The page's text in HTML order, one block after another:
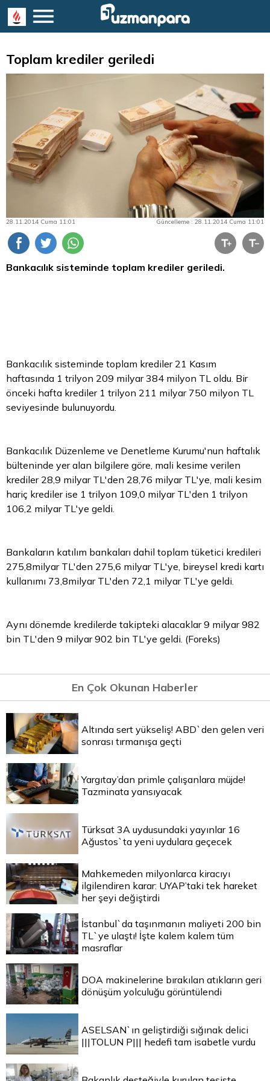
Toplam krediler geriledi
28.11.2014 Cuma 11:01 Güncelleme : 28.11.2014 Cuma 11:01
Bankacılık sisteminde toplam krediler geriledi.
Bankacılık sisteminde toplam krediler 21 Kasım
haftasında 1 trilyon 209 milyar 384 milyon TL oldu. Bir
önceki hafta krediler 1 trilyon 211 milyar 750 milyon TL
seviyesinde bulunuyordu.
Bankacılık Düzenleme ve Denetleme Kurumu'nun haftalık
bülteninde yer alan bilgilere göre, mali kesime verilen
krediler 28,9 milyar TL'den 28,76 milyar TL'ye, mali kesim
hariç krediler ise 1 trilyon 109,0 milyar TL'den 1 trilyon
106,2 milyar TL'ye geldi.
Bankaların katılım bankaları dahil toplam tüketici kredileri
275,8milyar TL'den 275,6 milyar TL'ye, bireysel kredi kartı
kullanımı 73,8milyar TL'den 72,1 milyar TL'ye geldi.
Aynı dönemde kredilerde takipteki alacaklar 9 milyar 982
bin TL'den 9 milyar 902 bin TL'ye geldi. (Foreks)
En Çok Okunan Haberler
Altında sert yükseliş! ABD`den gelen veri
sonrası tırmanışa geçti
Yargıtay’dan primle çalışanlara müjde!
Tazminata yansıyacak
Türksat 3A uydusundaki yayınlar 16
Ağustos`ta yeni uydulara geçecek
Mahkemeden milyonlarca kiracıyı
ilgilendiren karar: UYAP’taki tek hareket
her şeyi değiştirdi
İstanbul`da taşınmanın maliyeti 200 bin
TL`ye ulaştı! İşte kalem kalem tüm
masraflar
DOA makinelerine bırakılan atıkların geri
dönüşüm yolculuğu görüntülendi
ASELSAN`ın geliştirdiği sığınak delici
|||TOLUN P||| hedefi tam isabetle vurdu